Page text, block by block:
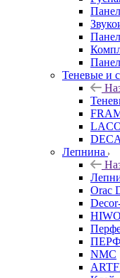
Теневые и
Лепнина
Orac
NMC